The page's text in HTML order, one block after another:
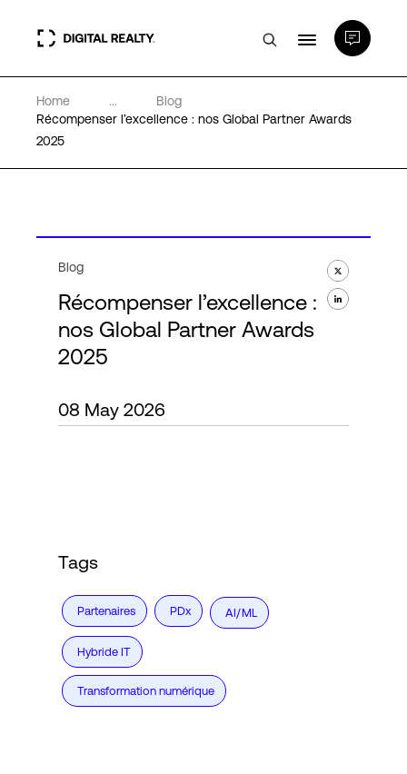
Data Centers
PlatformDIGITAL®
A propos de nous
Language
Home ...
Blog
Récompenser l’excellence : nos Global Partner Awards
2025
Blog
Récompenser l’excellence :
nos Global Partner Awards
2025
08 May 2026
Tags
Partenaires PDx AI/ML
Hybride IT
Transformation numérique